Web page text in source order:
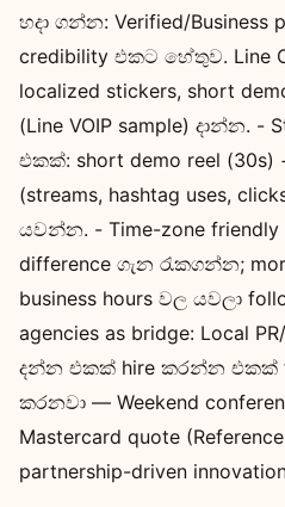
හදා ගන්න: Verified/
credibility එකට හේතුව. Line
localized stickers, short
(Line VOIP sample) දාන්න. -
එකක්: short demo reel (30s)
(streams, hashtag uses,
යවන්න. - Time-zone friendly
difference ගැන රැකගන්න;
business hours වල යවලා
agencies as bridge: Local
දන්න එකක් hire කරන්න එකක්
කරනවා — Weekend
Mastercard quote
partnership-driven